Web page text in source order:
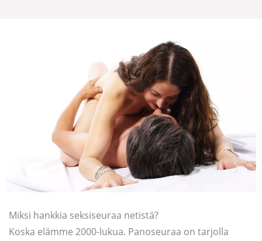
Miksi hankkia seksiseuraa netistä?
Koska elämme 2000-lukua. Panoseuraa on tarjolla